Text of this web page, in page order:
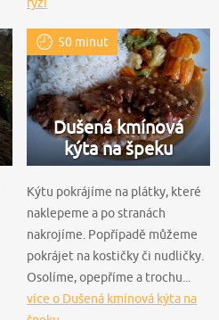
50 minut
Dušená kmínová
kýta na špeku
Kýtu pokrájíme na plátky, které
naklepeme a po stranách
nakrojíme. Popřípadě můžeme
pokrájet na kostičky či nudličky.
Osolíme, opepříme a trochu...
více o Dušená kmínová kýta na